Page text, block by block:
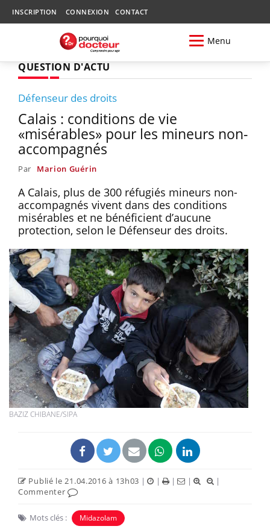
INSCRIPTION CONNEXION CONTACT
Menu
QUESTION D'ACTU
Défenseur des droits
Calais : conditions de vie
«misérables» pour les mineurs non-
accompagnés
Par Marion Guérin
A Calais, plus de 300 réfugiés mineurs non-
accompagnés vivent dans des conditions
misérables et ne bénéficient d’aucune
protection, selon le Défenseur des droits.
BAZIZ CHIBANE/SIPA
Publié le 21.04.2016 à 13h03 | | | |
|
Commenter
Mots clés : Midazolam